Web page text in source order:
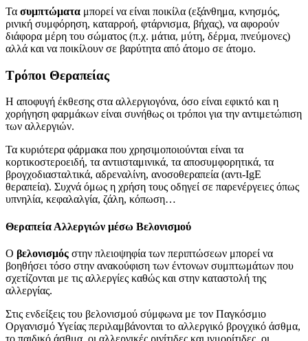
Τα συμπτώματα μπορεί να είναι ποικίλα (εξάνθημα, κνησμός,
ρινική συμφόρηση, καταρροή, φτάρνισμα, βήχας), να αφορούν
διάφορα μέρη του σώματος (π.χ. μάτια, μύτη, δέρμα, πνεύμονες)
αλλά και να ποικίλουν σε βαρύτητα από άτομο σε άτομο.
Τρόποι Θεραπείας
Η αποφυγή έκθεσης στα αλλεργιογόνα, όσο είναι εφικτό και η
χορήγηση φαρμάκων είναι συνήθως οι τρόποι για την αντιμετώπιση
των αλλεργιών.
Τα κυριότερα φάρμακα που χρησιμοποιούνται είναι τα
κορτικοστεροειδή, τα αντιισταμινικά, τα αποσυμφορητικά, τα
βρογχοδιασταλτικά, αδρεναλίνη, ανοσοθεραπεία (αντι-IgE
θεραπεία). Συχνά όμως η χρήση τους οδηγεί σε παρενέργειες όπως
υπνηλία, κεφαλαλγία, ζάλη, κόπωση…
Θεραπεία Αλλεργιών μέσω Βελονισμού
Ο βελονισμός στην πλειοψηφία των περιπτώσεων μπορεί να
βοηθήσει τόσο στην ανακούφιση των έντονων συμπτωμάτων που
σχετίζονται με τις αλλεργίες καθώς και στην καταστολή της
αλλεργίας.
Στις ενδείξεις του βελονισμού σύμφωνα με τον Παγκόσμιο
Οργανισμό Υγείας περιλαμβάνονται το αλλεργικό βρογχικό άσθμα,
το παιδικό άσθμα, οι αλλεργικές ρινίτιδες και ιγμορίτιδες, οι